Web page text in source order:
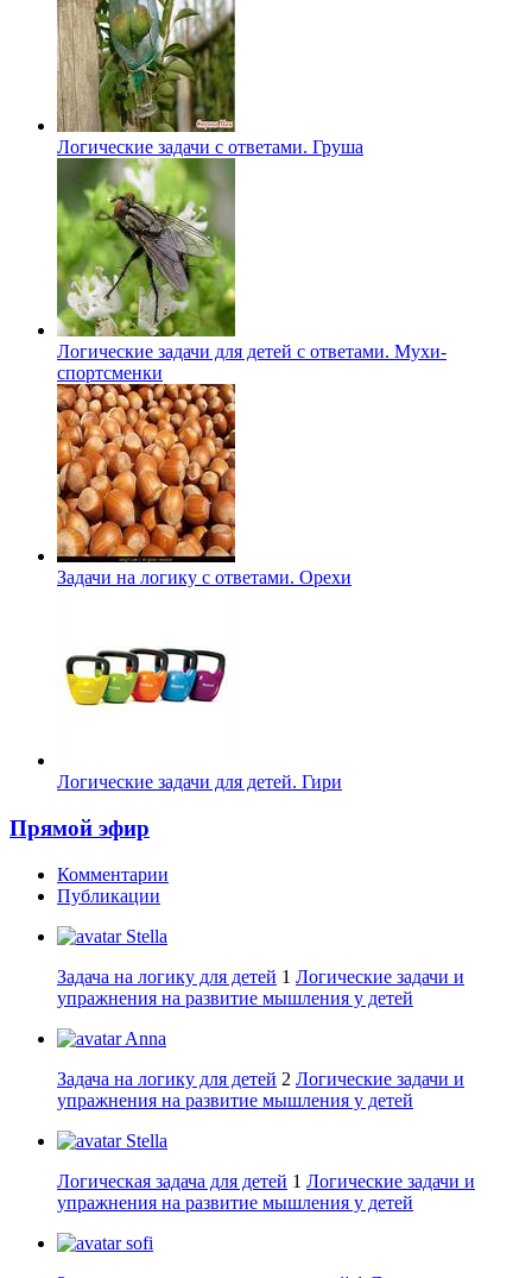
Логические задачи с ответами. Груша
Логические задачи для детей с ответами. Мухи-
спортсменки
Задачи на логику с ответами. Орехи
Логические задачи для детей. Гири
Прямой эфир
Комментарии
Публикации
Stella
Задача на логику для детей 1 Логические задачи и
упражнения на развитие мышления у детей
Anna
Задача на логику для детей 2 Логические задачи и
упражнения на развитие мышления у детей
Stella
Логическая задача для детей 1 Логические задачи и
упражнения на развитие мышления у детей
sofi